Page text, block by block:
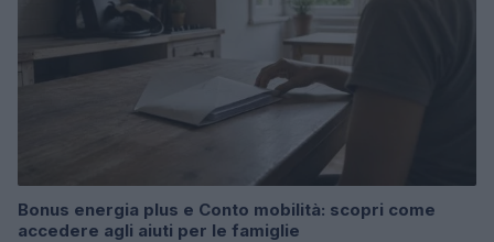
Bonus energia plus e Conto mobilità: scopri come
accedere agli aiuti per le famiglie